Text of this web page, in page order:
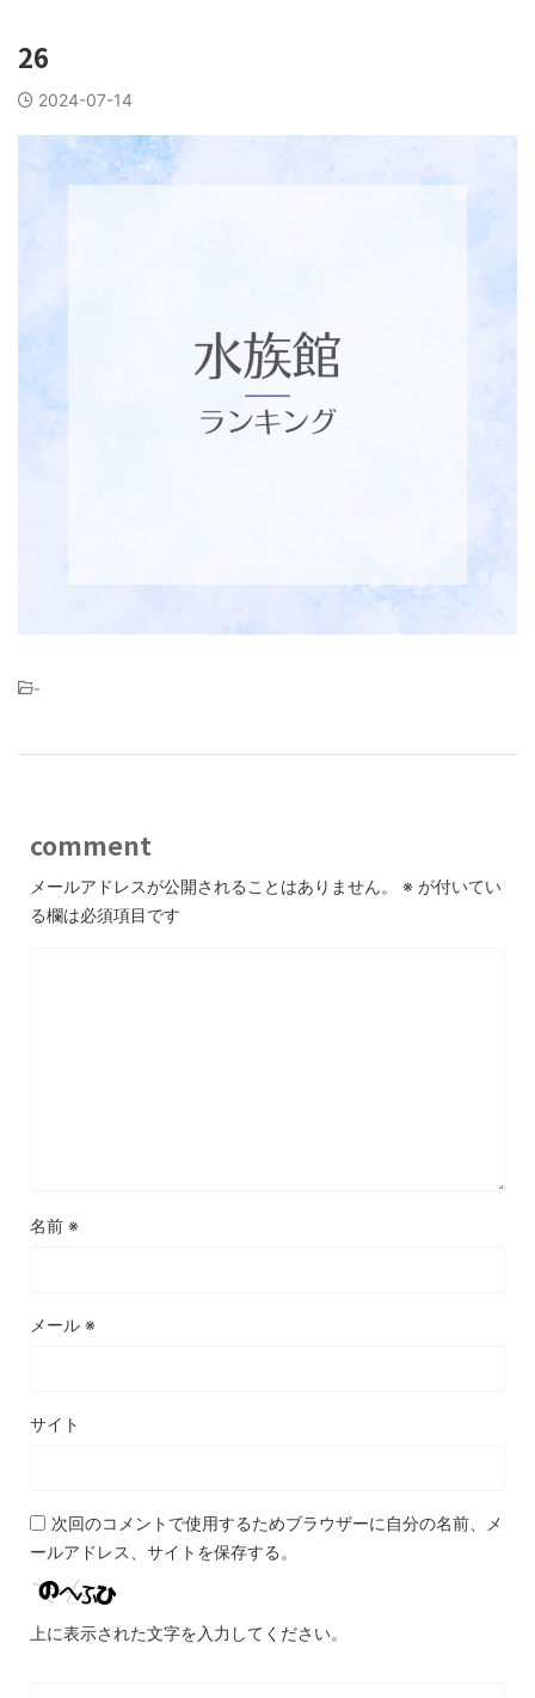
26
2024-07-14
-
comment
メールアドレスが公開されることはありません。 ※ が付いてい
る欄は必須項目です
名前 ※
メール ※
サイト
次回のコメントで使用するためブラウザーに自分の名前、メ
ールアドレス、サイトを保存する。
上に表示された文字を入力してください。